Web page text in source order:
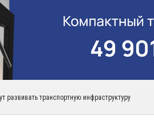
развивать транспортную инфраструктуру